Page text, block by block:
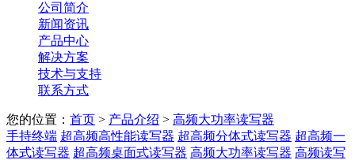
公司简介
新闻资讯
产品中心
解决方案
技术与支持
联系方式
您的位置： 首页 > 产品介绍 > 高频大功率读写器
手持终端 超高频高性能读写器 超高频分体式读写器 超高频一
体式读写器 超高频桌面式读写器 高频大功率读写器 高频读写